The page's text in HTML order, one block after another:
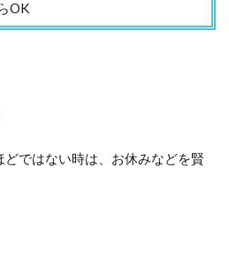
OK
ではない時は、お休みなどを賢